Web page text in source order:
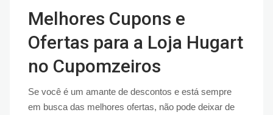
Melhores Cupons e
Ofertas para a Loja Hugart
no Cupomzeiros
Se você é um amante de descontos e está sempre
em busca das melhores ofertas, não pode deixar de